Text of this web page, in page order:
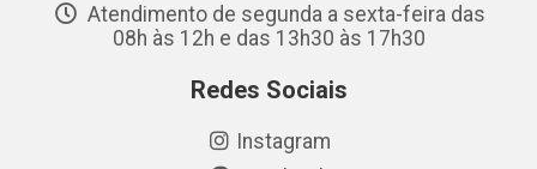
Atendimento de segunda a sexta-feira das
08h às 12h e das 13h30 às 17h30
Redes Sociais
Instagram